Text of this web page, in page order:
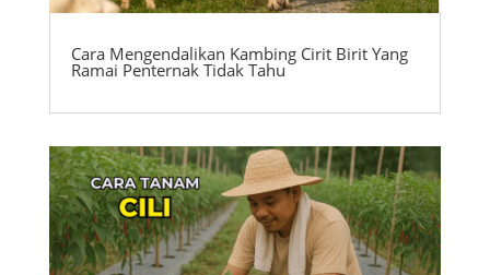
Cara Mengendalikan Kambing Cirit Birit Yang
Ramai Penternak Tidak Tahu